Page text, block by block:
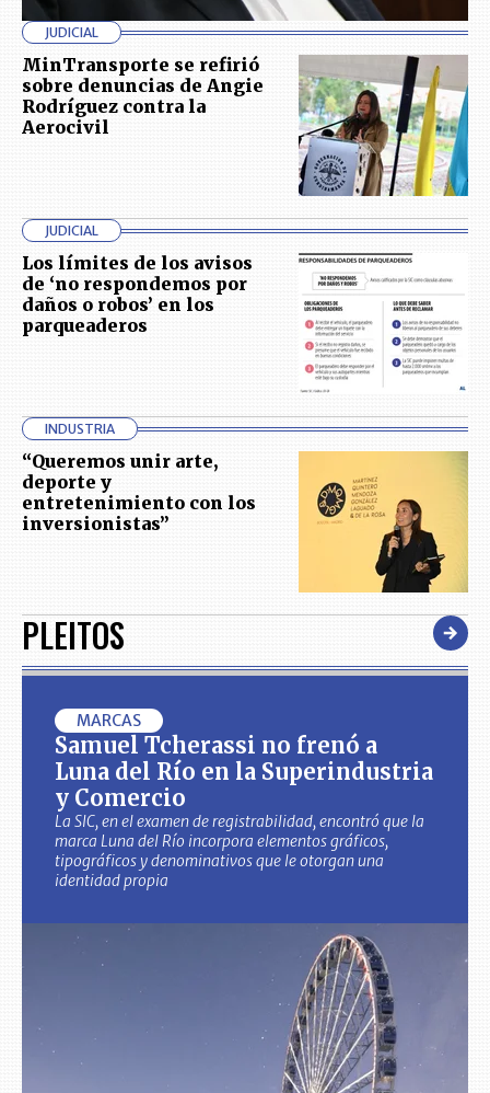
JUDICIAL
MinTransporte se refirió
sobre denuncias de Angie
Rodríguez contra la
Aerocivil
JUDICIAL
Los límites de los avisos
de ‘no respondemos por
daños o robos’ en los
parqueaderos
INDUSTRIA
“Queremos unir arte,
deporte y
entretenimiento con los
inversionistas”
PLEITOS
MARCAS
Samuel Tcherassi no frenó a
Luna del Río en la Superindustria
y Comercio
La SIC, en el examen de registrabilidad, encontró que la
marca Luna del Río incorpora elementos gráficos,
tipográficos y denominativos que le otorgan una
identidad propia